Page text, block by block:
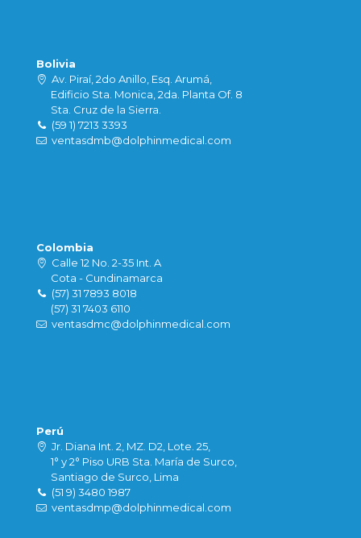
Bolivia
Av. Piraí, 2do Anillo, Esq. Arumá,
Edificio Sta. Monica, 2da. Planta Of. 8
Sta. Cruz de la Sierra.
(59 1) 7213 3393
ventasdmb@dolphinmedical.com
Colombia
Calle 12 No. 2-35 Int. A
Cota - Cundinamarca
(57) 31 7893 8018
(57) 31 7403 6110
ventasdmc@dolphinmedical.com
Perú
Jr. Diana Int. 2, MZ. D2, Lote. 25,
1° y 2° Piso URB Sta. María de Surco,
Santiago de Surco, Lima
(51 9) 3480 1987
ventasdmp@dolphinmedical.com